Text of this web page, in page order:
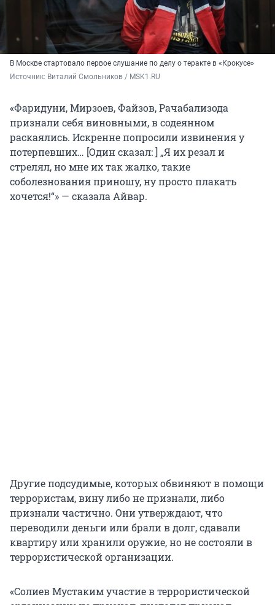
В Москве стартовало первое слушание по делу о теракте в «Крокусе»
Источник: Виталий Смольников / MSK1.RU
«Фаридуни, Мирзоев, Файзов, Рачабализода
признали себя виновными, в содеянном
раскаялись. Искренне попросили извинения у
потерпевших… [Один сказал: ] „Я их резал и
стрелял, но мне их так жалко, такие
соболезнования приношу, ну просто плакать
хочется!“» — сказала Айвар.
Другие подсудимые, которых обвиняют в помощи
террористам, вину либо не признали, либо
признали частично. Они утверждают, что
переводили деньги или брали в долг, сдавали
квартиру или хранили оружие, но не состояли в
террористической организации.
«Солиев Мустаким участие в террористической